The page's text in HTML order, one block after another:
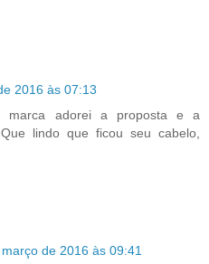
2016 às 07:13
marca adorei a proposta e a
lindo que ficou seu cabelo,
de 2016 às 09:41